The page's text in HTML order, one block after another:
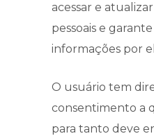
acessar e
pessoais e
informações por
O usuário tem
consentimento a
para tanto deve